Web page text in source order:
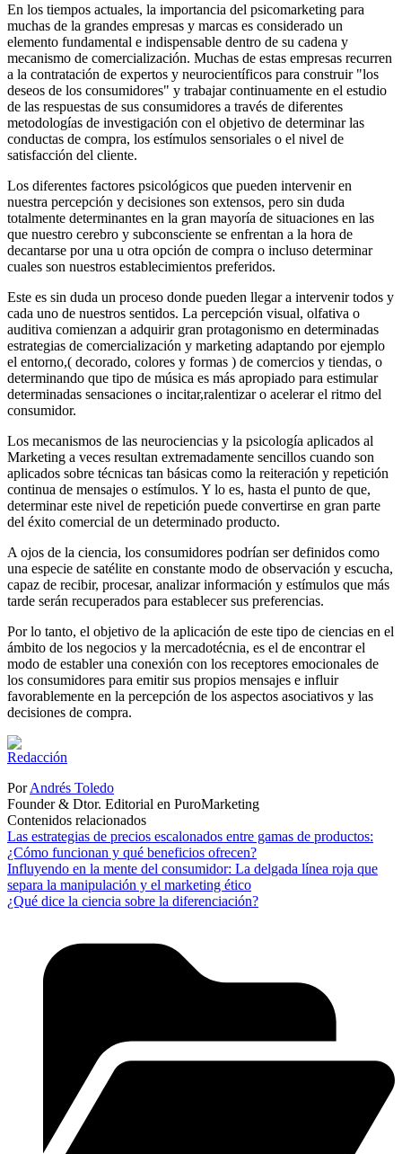
En los tiempos actuales, la importancia del psicomarketing para
muchas de la grandes empresas y marcas es considerado un
elemento fundamental e indispensable dentro de su cadena y
mecanismo de comercialización. Muchas de estas empresas recurren
a la contratación de expertos y neurocientíficos para construir "los
deseos de los consumidores" y trabajar continuamente en el estudio
de las respuestas de sus consumidores a través de diferentes
metodologías de investigación con el objetivo de determinar las
conductas de compra, los estímulos sensoriales o el nivel de
satisfacción del cliente.
Los diferentes factores psicológicos que pueden intervenir en
nuestra percepción y decisiones son extensos, pero sin duda
totalmente determinantes en la gran mayoría de situaciones en las
que nuestro cerebro y subconsciente se enfrentan a la hora de
decantarse por una u otra opción de compra o incluso determinar
cuales son nuestros establecimientos preferidos.
Este es sin duda un proceso donde pueden llegar a intervenir todos y
cada uno de nuestros sentidos. La percepción visual, olfativa o
auditiva comienzan a adquirir gran protagonismo en determinadas
estrategias de comercialización y marketing adaptando por ejemplo
el entorno,( decorado, colores y formas ) de comercios y tiendas, o
determinando que tipo de música es más apropiado para estimular
determinadas sensaciones o incitar,ralentizar o acelerar el ritmo del
consumidor.
Los mecanismos de las neurociencias y la psicología aplicados al
Marketing a veces resultan extremadamente sencillos cuando son
aplicados sobre técnicas tan básicas como la reiteración y repetición
continua de mensajes o estímulos. Y lo es, hasta el punto de que,
determinar este nivel de repetición puede convertirse en gran parte
del éxito comercial de un determinado producto.
A ojos de la ciencia, los consumidores podrían ser definidos como
una especie de satélite en constante modo de observación y escucha,
capaz de recibir, procesar, analizar información y estímulos que más
tarde serán recuperados para establecer sus preferencias.
Por lo tanto, el objetivo de la aplicación de este tipo de ciencias en el
ámbito de los negocios y la mercadotécnia, es el de encontrar el
modo de establer una conexión con los receptores emocionales de
los consumidores para emitir sus propios mensajes e influir
favorablemente en la percepción de los aspectos asociativos y las
decisiones de compra.
PorAndrés Toledo
Founder & Dtor. Editorial en PuroMarketing
Contenidos relacionados
Las estrategias de precios escalonados entre gamas de productos:
¿Cómo funcionan y qué beneficios ofrecen?
Influyendo en la mente del consumidor: La delgada línea roja que
separa la manipulación y el marketing ético
¿Qué dice la ciencia sobre la diferenciación?